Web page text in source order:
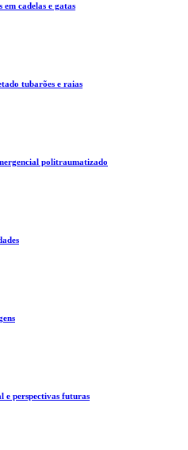
cadelas e gatas
tubarões e raias
politraumatizado
e perspectivas futuras